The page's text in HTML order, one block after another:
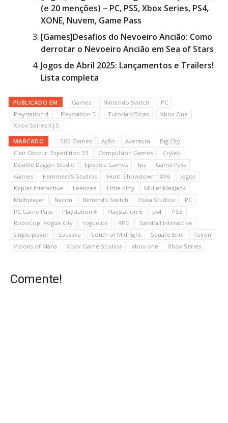
(e 20 menções) – PC, PS5, Xbox Series, PS4,
XONE, Nuvem, Game Pass
[Games]Desafios do Nevoeiro Ancião: Como
derrotar o Nevoeiro Ancião em Sea of Stars
Jogos de Abril 2025: Lançamentos e Trailers!
Lista completa
PUBLICADO EM Games Nintendo Switch
PC
Playstation 4
Playstation 5 Tutoriais/Dicas
Xbox One
Xbox Series X|S
MARCADO 505 Games Ação Aventura
Big City
Clair Obscur: Expedition 33
Compulsion Games
Crylek
Double Dagger Studio
Epopeia Games fps
Game Pass
Games
Hammer95 Studios Hunt: Showdown 1896
Jogos
Kepler Interactive
Leenzee Little Kitty
Mullet MadJack
Multiplayer
Nacon Nintendo Switch Ouka Studios
PC
PC Game Pass
Playstation 4 Playstation 5 ps4
PS5
RoboCop: Rogue City
roguelite RPG
Sandfall Interactive
single-player
souslike South of Midnight Square Enix
Teyon
Visions of Mana
Xbox Game Studios xbox one Xbox Series
Comente!